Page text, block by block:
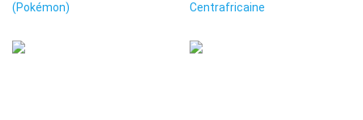
(Pokémon)
Centrafricaine